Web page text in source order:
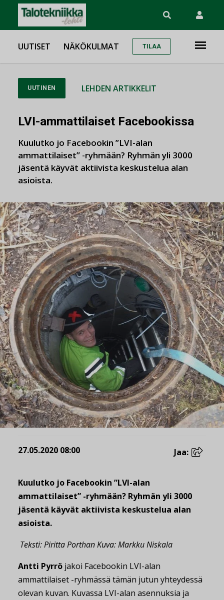
UUTISET NÄKÖKULMAT TILAA
UUTINEN LEHDEN ARTIKKELIT
LVI-ammattilaiset Facebookissa
Kuulutko jo Facebookin ”LVI-alan
ammattilaiset” -ryhmään? Ryhmän yli 3000
jäsentä käyvät aktiivista keskustelua alan
asioista.
27.05.2020 08:00 Jaa:
Kuulutko jo Facebookin ”LVI-alan
ammattilaiset” -ryhmään? Ryhmän yli 3000
jäsentä käyvät aktiivista keskustelua alan
asioista.
Teksti: Piritta Porthan Kuva: Markku Niskala
Antti Pyrrö jakoi Facebookin LVI-alan
ammattilaiset -ryhmässä tämän jutun yhteydessä
olevan kuvan. Kuvassa LVI-alan asennuksia ja